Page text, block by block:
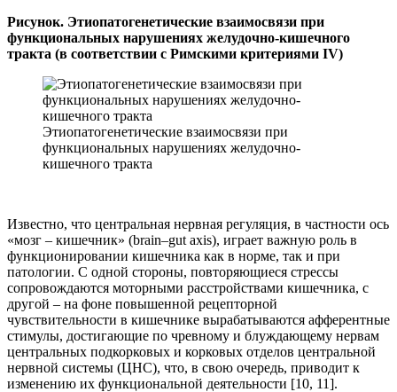
Рисунок. Этиопатогенетические взаимосвязи при
функциональных нарушениях желудочно-кишечного
тракта (в соответствии с Римскими критериями IV)
Этиопатогенетические взаимосвязи при
функциональных нарушениях желудочно-
кишечного тракта
Известно, что центральная нервная регуляция, в частности ось
«мозг – кишечник» (brain–gut axis), играет важную роль в
функционировании кишечника как в норме, так и при
патологии. С одной стороны, повторяющиеся стрессы
сопровождаются моторными расстройствами кишечника, с
другой – на фоне повышенной рецепторной
чувствительности в кишечнике вырабатываются афферентные
стимулы, достигающие по чревному и блуждающему нервам
центральных подкорковых и корковых отделов центральной
нервной системы (ЦНС), что, в свою очередь, приводит к
изменению их функциональной деятельности [10, 11].